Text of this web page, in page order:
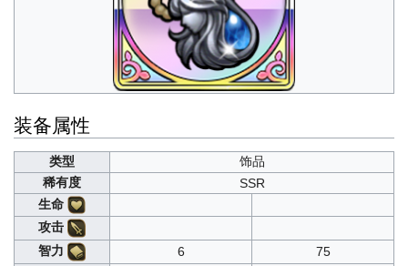
装备属性
类型
饰品
稀有度
SSR
生命
攻击
智力
6
75